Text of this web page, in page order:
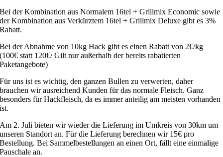
Bei der Kombination aus Normalem 16tel + Grillmix Economic sowie
der Kombination aus Verkürztem 16tel + Grillmix Deluxe gibt es 3%
Rabatt.
Bei der Abnahme von 10kg Hack gibt es einen Rabatt von 2€/kg
(100€ statt 120€/ Gilt nur außerhalb der bereits rabatierten
Paketangebote)
Für uns ist es wichtig, den ganzen Bullen zu verwerten, daher
brauchen wir ausreichend Kunden für das normale Fleisch. Ganz
besonders für Hackfleisch, da es immer anteilig am meisten vorhanden
ist.
Am 2. Juli bieten wir wieder die Lieferung im Umkreis von 30km um
unseren Standort an. Für die Lieferung berechnen wir 15€ pro
Bestellung. Bei Sammelbestellungen an einen Ort, fällt eine einmalige
Pauschale an.